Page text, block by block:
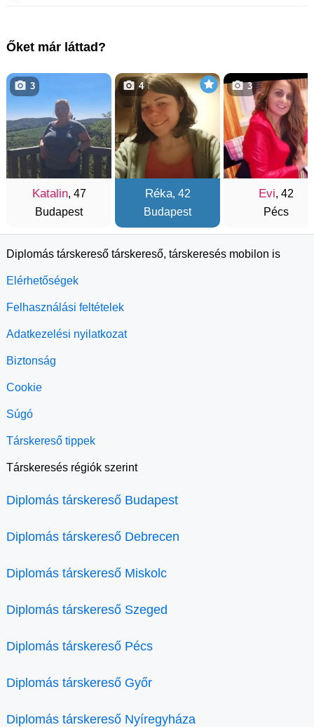
Őket már láttad?
Katalin, 47
Budapest
3
Réka, 42
Budapest
4
Evi, 42
Pécs
3
Diplomás társkereső társkereső, társkeresés mobilon is
Elérhetőségek
Felhasználási feltételek
Adatkezelési nyilatkozat
Biztonság
Cookie
Súgó
Társkereső tippek
Társkeresés régiók szerint
Diplomás társkereső Budapest
Diplomás társkereső Debrecen
Diplomás társkereső Miskolc
Diplomás társkereső Szeged
Diplomás társkereső Pécs
Diplomás társkereső Győr
Diplomás társkereső Nyíregyháza